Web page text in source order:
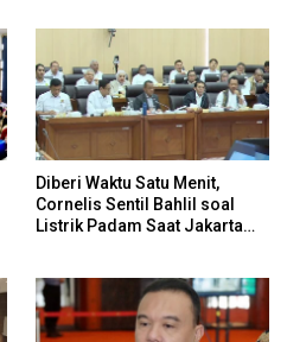
Diberi Waktu Satu Menit,
Cornelis Sentil Bahlil soal
Listrik Padam Saat Jakarta